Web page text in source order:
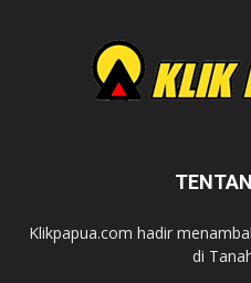
Klikpapua.com hadir
di